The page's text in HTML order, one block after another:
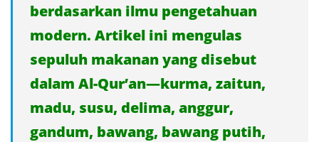
berdasarkan ilmu pengetahuan
modern. Artikel ini mengulas
sepuluh makanan yang disebut
dalam Al-Qur’an—kurma, zaitun,
madu, susu, delima, anggur,
gandum, bawang, bawang putih,